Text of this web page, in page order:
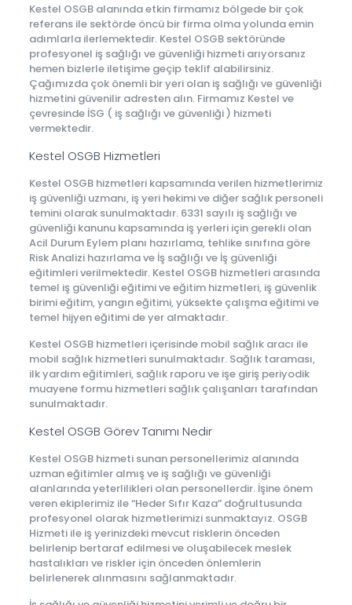
Kestel OSGB alanında etkin firmamız bölgede bir çok
referans ile sektörde öncü bir firma olma yolunda emin
adımlarla ilerlemektedir. Kestel OSGB sektöründe
profesyonel iş sağlığı ve güvenliği hizmeti arıyorsanız
hemen bizlerle iletişime geçip teklif alabilirsiniz.
Çağımızda çok önemli bir yeri olan iş sağlığı ve güvenliği
hizmetini güvenilir adresten alın. Firmamız Kestel ve
çevresinde İSG ( iş sağlığı ve güvenliği ) hizmeti
vermektedir.
Kestel OSGB Hizmetleri
Kestel OSGB hizmetleri kapsamında verilen hizmetlerimiz
iş güvenliği uzmanı, iş yeri hekimi ve diğer sağlık personeli
temini olarak sunulmaktadır. 6331 sayılı iş sağlığı ve
güvenliği kanunu kapsamında iş yerleri için gerekli olan
Acil Durum Eylem planı hazırlama, tehlike sınıfına göre
Risk Analizi hazırlama ve İş sağlığı ve İş güvenliği
eğitimleri verilmektedir. Kestel OSGB hizmetleri arasında
temel iş güvenliği eğitimi ve eğitim hizmetleri, iş güvenlik
birimi eğitim, yangın eğitimi, yüksekte çalışma eğitimi ve
temel hijyen eğitimi de yer almaktadır.
Kestel OSGB hizmetleri içerisinde mobil sağlık aracı ile
mobil sağlık hizmetleri sunulmaktadır. Sağlık taraması,
ilk yardım eğitimleri, sağlık raporu ve işe giriş periyodik
muayene formu hizmetleri sağlık çalışanları tarafından
sunulmaktadır.
Kestel OSGB Görev Tanımı Nedir
Kestel OSGB hizmeti sunan personellerimiz alanında
uzman eğitimler almış ve iş sağlığı ve güvenliği
alanlarında yeterlilikleri olan personellerdir. İşine önem
veren ekiplerimiz ile “Heder Sıfır Kaza” doğrultusunda
profesyonel olarak hizmetlerimizi sunmaktayız. OSGB
Hizmeti ile iş yerinizdeki mevcut risklerin önceden
belirlenip bertaraf edilmesi ve oluşabilecek meslek
hastalıkları ve riskler için önceden önlemlerin
belirlenerek alınmasını sağlanmaktadır.